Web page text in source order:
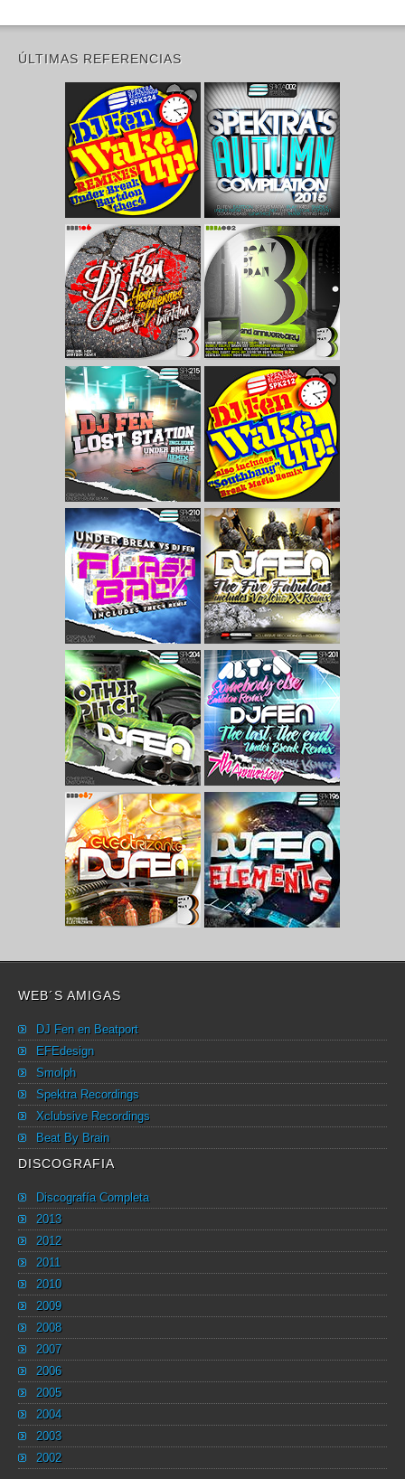
ÚLTIMAS REFERENCIAS
WEB´S AMIGAS
DJ Fen en Beatport
EFEdesign
Smolph
Spektra Recordings
Xclubsive Recordings
Beat By Brain
DISCOGRAFIA
Discografía Completa
2013
2012
2011
2010
2009
2008
2007
2006
2005
2004
2003
2002